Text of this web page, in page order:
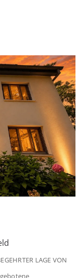
LAGE VON